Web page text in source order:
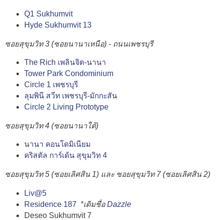
Q1 Sukhumvit
Hyde Sukhumvit 13
ซอยสุขุมวิท 3 (ซอยนานาเหนือ) - ถนนเพชรบุรี
The Rich เพลินจิต-นานา
Tower Park Condominium
Circle 1 เพชรบุรี
ลุมพินี สวีท เพชรบุรี-มักกะสัน
Circle 2 Living Prototype
ซอยสุขุมวิท 4 (ซอยนานาใต้)
นานา คอนโดมิเนียม
คริสตัล การ์เด้น สุขุมวิท 4
ซอยสุขุมวิท 5 (ซอยเลิศสิน 1) และ ซอยสุขุมวิท 7 (ซอยเลิศสิน 2)
Liv@5
Residence 187 *เดิมชื่อDazzle
Deseo Sukhumvit 7